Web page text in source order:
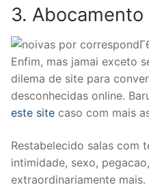
3. Abocamento
Enfim, mas jamai exceto
dilema de site para
desconhecidas online.
este site caso com mais
Restabelecido salas com
intimidade, sexo,
extraordinariamente